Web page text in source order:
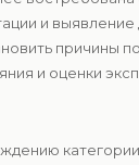
и
причины
и оценки
категории